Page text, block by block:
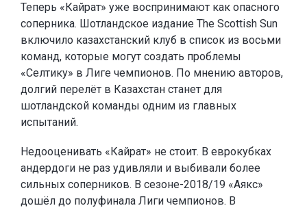
Теперь «Кайрат» уже воспринимают как опасного
соперника. Шотландское издание The Scottish Sun
включило казахстанский клуб в список из восьми
команд, которые могут создать проблемы
«Селтику» в Лиге чемпионов. По мнению авторов,
долгий перелёт в Казахстан станет для
шотландской команды одним из главных
испытаний.
Недооценивать «Кайрат» не стоит. В еврокубках
андердоги не раз удивляли и выбивали более
сильных соперников. В сезоне-2018/19 «Аякс»
дошёл до полуфинала Лиги чемпионов. В